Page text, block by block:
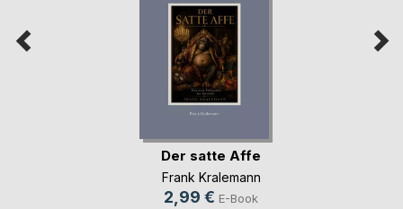
Der satte Affe
Frank Kralemann
2,99 € E-Book